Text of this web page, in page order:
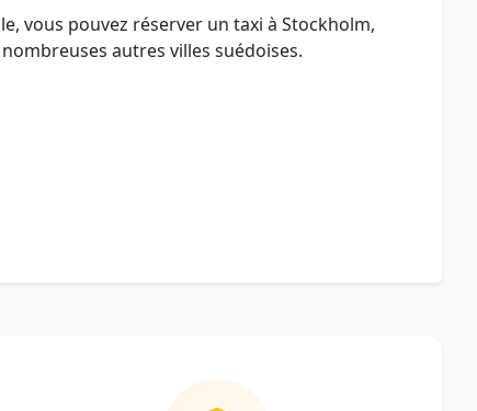
vous pouvez réserver un taxi à Stockholm,
autres villes suédoises.